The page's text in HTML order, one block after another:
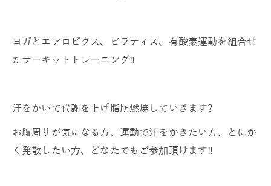
ヨガとエアロビクス、ピラティス、有酸素運動を組合せ
たサーキットトレーニング‼️
汗をかいて代謝を上げ脂肪燃焼していきます?
お腹周りが気になる方、運動で汗をかきたい方、とにか
く発散したい方、どなたでもご参加頂けます‼️